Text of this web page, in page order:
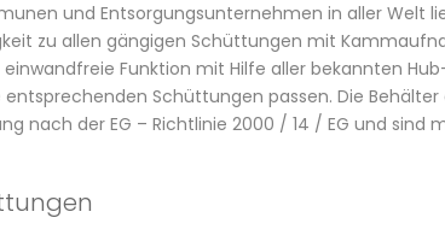
und Entsorgungsunternehmen in aller Welt
zu allen gängigen Schüttungen mit
Funktion mit Hilfe aller bekannten
entsprechenden Schüttungen passen. Die
nach der EG – Richtlinie 2000 / 14 / EG und